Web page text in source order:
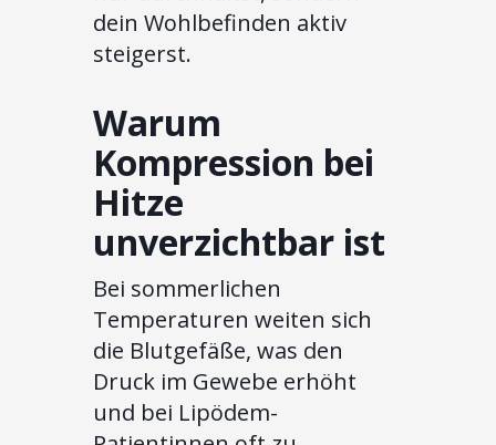
dein Wohlbefinden aktiv
steigerst.
Warum
Kompression bei
Hitze
unverzichtbar ist
Bei sommerlichen
Temperaturen weiten sich
die Blutgefäße, was den
Druck im Gewebe erhöht
und bei Lipödem-